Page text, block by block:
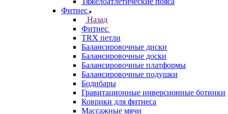
Фитнес
Назад
Фитнес
TRX петли
Балансировочные диски
Балансировочные доски
Балансировочные платформы
Балансировочные подушки
Бодибары
Гравитационные инверсионные ботинки
Коврики для фитнеса
Массажные мячи